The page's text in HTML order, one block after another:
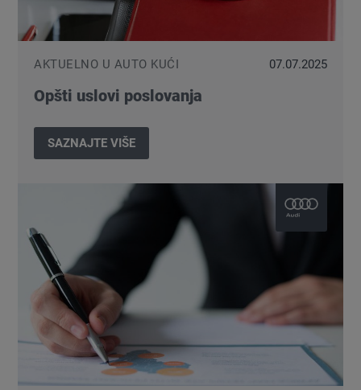
AKTUELNO U AUTO KUĆI 07.07.2025
Opšti uslovi poslovanja
SAZNAJTE VIŠE